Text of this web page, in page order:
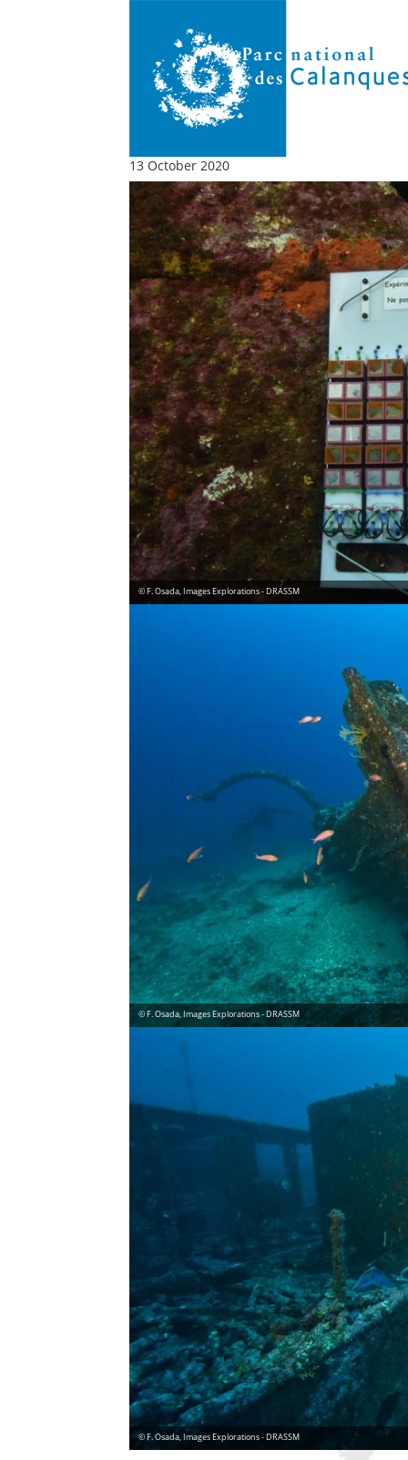
13 October 2020
© F. Osada, Images Explorations - DRASSM
© F. Osada, Images Explorations - DRASSM
© F. Osada, Images Explorations - DRASSM